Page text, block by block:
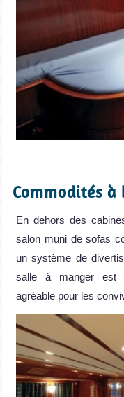
Commodités
En dehors des
salon muni de sofas
un système de
salle à manger est
agréable pour les